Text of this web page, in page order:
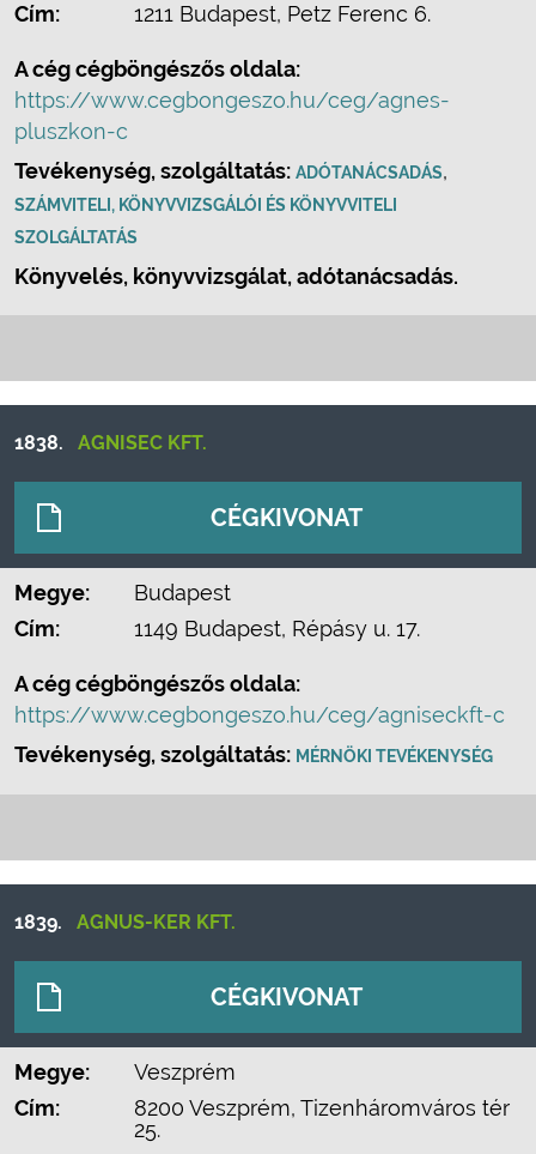
Cím:
1211 Budapest, Petz Ferenc 6.
A cég cégböngészős oldala:
https://www.cegbongeszo.hu/ceg/agnes-
pluszkon-c
Tevékenység, szolgáltatás: ADÓTANÁCSADÁS,
SZÁMVITELI, KÖNYVVIZSGÁLÓI ÉS KÖNYVVITELI
SZOLGÁLTATÁS
Könyvelés, könyvvizsgálat, adótanácsadás.
1838. AGNISEC KFT.
CÉGKIVONAT
Megye:
Budapest
Cím:
1149 Budapest, Répásy u. 17.
A cég cégböngészős oldala:
https://www.cegbongeszo.hu/ceg/agniseckft-c
Tevékenység, szolgáltatás: MÉRNÖKI TEVÉKENYSÉG
1839. AGNUS-KER KFT.
CÉGKIVONAT
Megye:
Veszprém
Cím:
8200 Veszprém, Tizenháromváros tér
25.